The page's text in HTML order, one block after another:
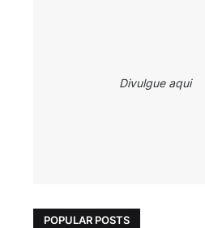
Divulgue aqui
POPULAR POSTS